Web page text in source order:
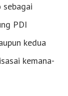
sebagai
PDI
kedua
kemana-